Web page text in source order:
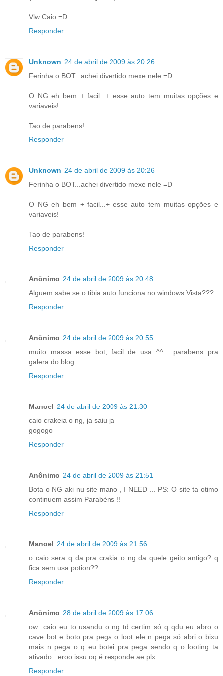
Vlw Caio =D
Responder
Unknown 24 de abril de 2009 às 20:26
Ferinha o BOT...achei divertido mexe nele =D
O NG eh bem + facil...+ esse auto tem muitas opções e
variaveis!
Tao de parabens!
Responder
Unknown 24 de abril de 2009 às 20:26
Ferinha o BOT...achei divertido mexe nele =D
O NG eh bem + facil...+ esse auto tem muitas opções e
variaveis!
Tao de parabens!
Responder
Anônimo 24 de abril de 2009 às 20:48
Alguem sabe se o tibia auto funciona no windows Vista???
Responder
Anônimo 24 de abril de 2009 às 20:55
muito massa esse bot, facil de usa ^^... parabens pra
galera do blog
Responder
Manoel 24 de abril de 2009 às 21:30
caio crakeia o ng, ja saiu ja
gogogo
Responder
Anônimo 24 de abril de 2009 às 21:51
Bota o NG aki nu site mano , I NEED ... PS: O site ta otimo
continuem assim Parabéns !!
Responder
Manoel 24 de abril de 2009 às 21:56
o caio sera q da pra crakia o ng da quele geito antigo? q
fica sem usa potion??
Responder
Anônimo 28 de abril de 2009 às 17:06
ow...caio eu to usandu o ng td certim só q qdu eu abro o
cave bot e boto pra pega o loot ele n pega só abri o bixu
mais n pega o q eu botei pra pega sendo q o looting ta
ativado...eroo issu oq é responde ae plx
Responder